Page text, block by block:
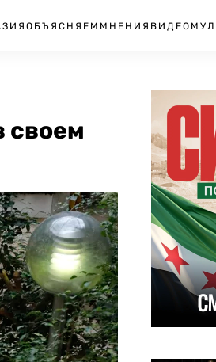
ОБЪЯСНЯЕМ МНЕНИЯ ВИДЕО
своем